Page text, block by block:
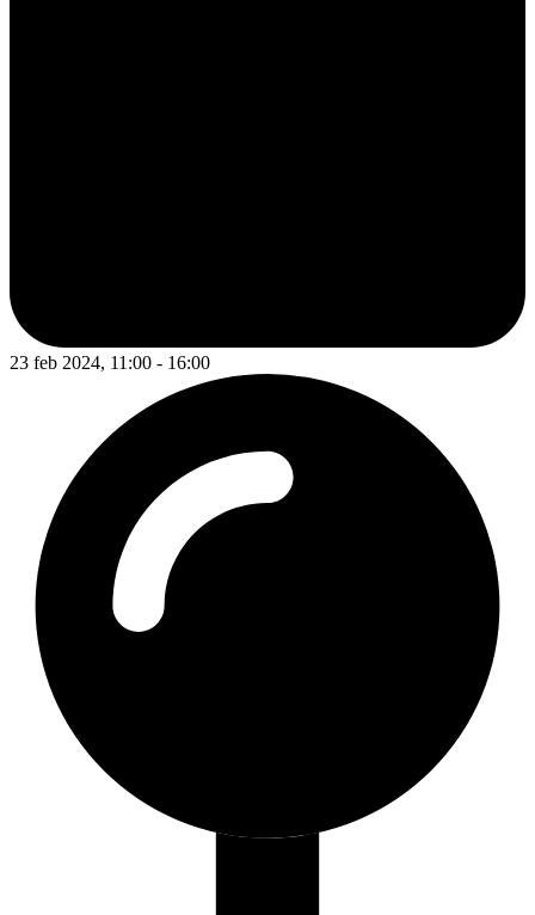
23 feb 2024, 11:00 - 16:00